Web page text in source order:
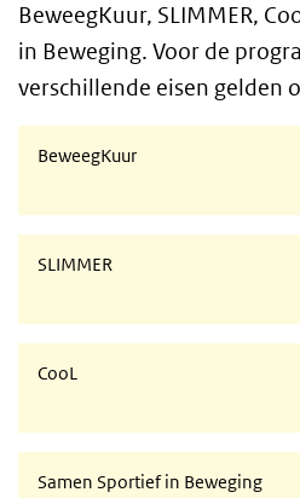
BeweegKuur, SLIMMER,
in Beweging. Voor de
verschillende eisen gelden
BeweegKuur
SLIMMER
CooL
Samen Sportief in Beweging